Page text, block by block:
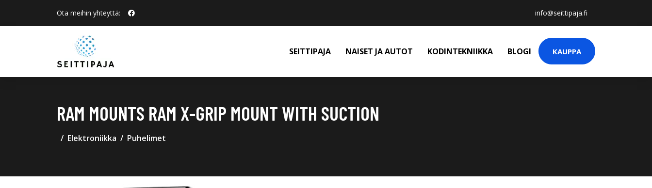
Ota meihin yhteyttä: info@seittipaja.fi
SEITTIPAJA NAISET JA AUTOT KODINTEKNIIKKA BLOGI KAUPPA
RAM MOUNTS RAM X-GRIP MOUNT WITH SUCTION
Elektroniikka Puhelimet